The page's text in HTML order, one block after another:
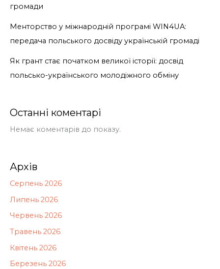
громади
Менторство у міжнародній програмі WIN4UA:
передача польського досвіду українській громаді
Як грант стає початком великої історії: досвід
польсько-українського молодіжного обміну
Останні коментарі
Немає коментарів до показу.
Архів
Серпень 2026
Липень 2026
Червень 2026
Травень 2026
Квітень 2026
Березень 2026